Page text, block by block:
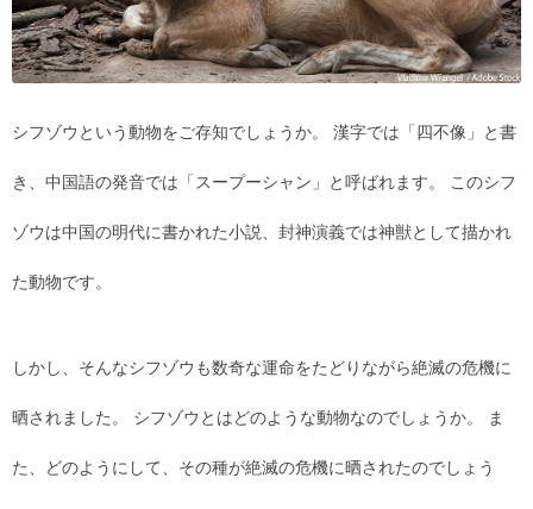
シフゾウという動物をご存知でしょうか。 漢字では「四不像」と書
き、中国語の発音では「スープーシャン」と呼ばれます。 このシフ
ゾウは中国の明代に書かれた小説、封神演義では神獣として描かれ
た動物です。
しかし、そんなシフゾウも数奇な運命をたどりながら絶滅の危機に
晒されました。 シフゾウとはどのような動物なのでしょうか。 ま
た、どのようにして、その種が絶滅の危機に晒されたのでしょう